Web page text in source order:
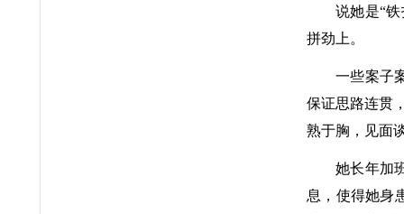
说她是“
拼劲上。
一些案子
保证思路连贯
熟于胸，见面
她长年加
息，使得她身